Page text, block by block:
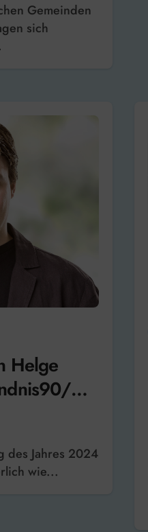
sich
Helge
Die
wie...